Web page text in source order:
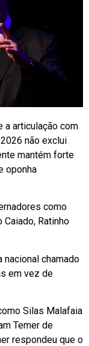
a articulação com
não exclui
mantém forte
oponha
como
Caiado, Ratinho
nacional chamado
em vez de
Silas Malafaia
Temer de
respondeu que o